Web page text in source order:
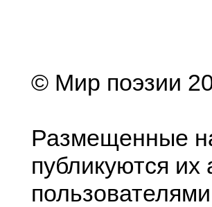
© Мир поэзии
Размещенные
публикуются